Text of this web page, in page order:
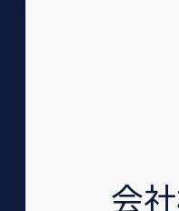
会